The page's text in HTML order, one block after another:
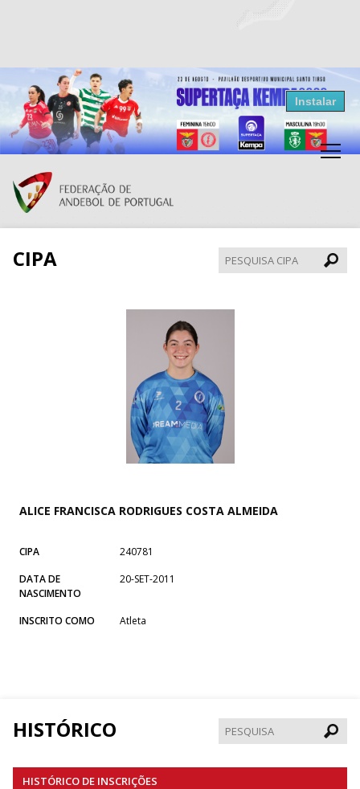
Resultados Andebol
Federação de Andebol de Portugal
Grátis - Disponivel na Play Store
Instalar
CIPA
CIPA
ALICE FRANCISCA RODRIGUES COSTA ALMEIDA
CIPA
240781
DATA DE
NASCIMENTO
20-SET-2011
INSCRITO COMO Atleta
HISTÓRICO
HISTÓRICO DE INSCRIÇÕES